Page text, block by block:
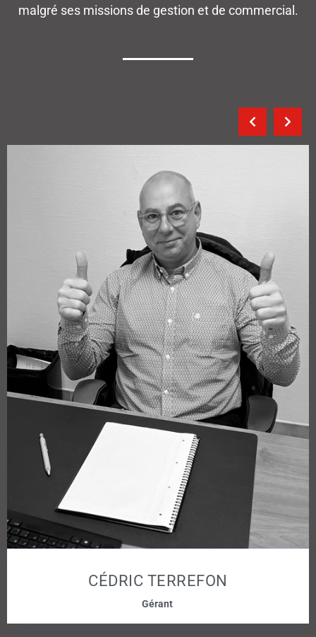
malgré ses missions de gestion et de commercial.
CÉDRIC TERREFON
Gérant